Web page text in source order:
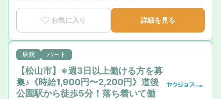
お気に入り 詳細を見る
病院 パート
【松山市】※週3日以上働ける方を募
集♪《時給1,900円〜2,200円》道後
公園駅から徒歩5分！落ち着いて働